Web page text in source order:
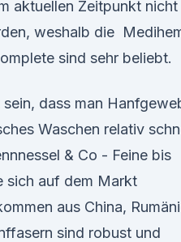
aktuellen Zeitpunkt nicht
weshalb die
sind sehr beliebt.
dass man
Waschen relativ
& Co - Feine bis
sich auf dem Markt
aus China,
sind robust und